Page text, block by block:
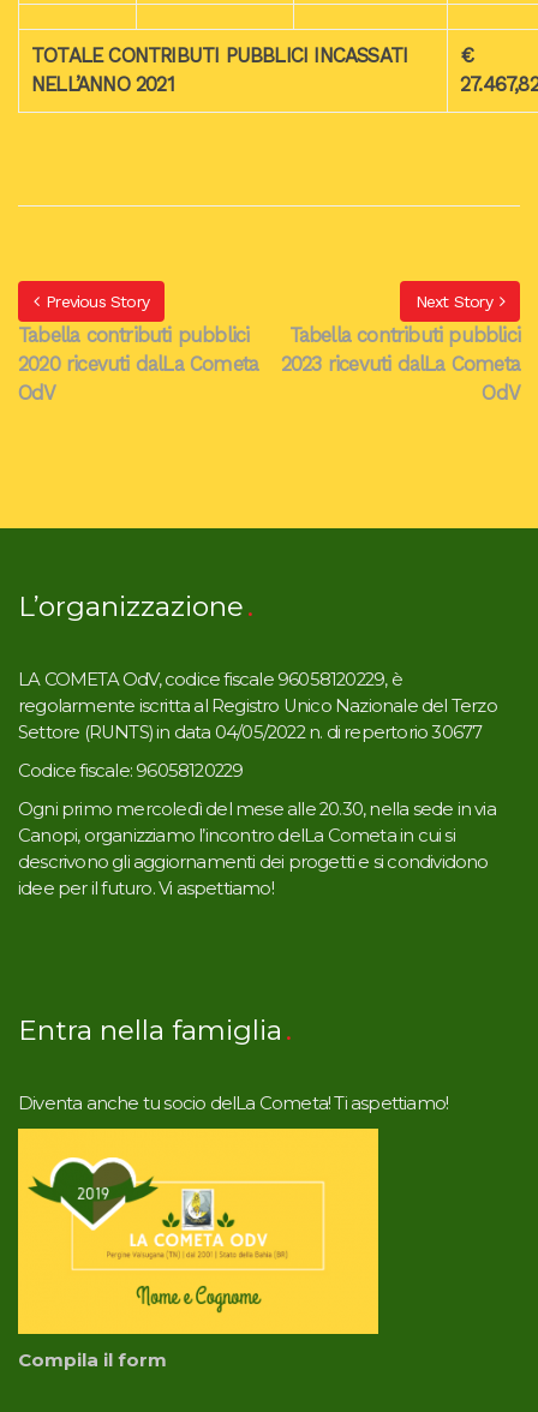
TOTALE CONTRIBUTI PUBBLICI INCASSATI
NELL’ANNO 2021
€
27.467,82
Previous Story
Tabella contributi pubblici
2020 ricevuti dalLa Cometa
OdV
Next Story
Tabella contributi pubblici
2023 ricevuti dalLa Cometa
OdV
L’organizzazione
LA COMETA OdV, codice fiscale 96058120229, è
regolarmente iscritta al Registro Unico Nazionale del Terzo
Settore (RUNTS) in data 04/05/2022 n. di repertorio 30677
Codice fiscale: 96058120229
Ogni primo mercoledì del mese alle 20.30, nella sede in via
Canopi, organizziamo l’incontro delLa Cometa in cui si
descrivono gli aggiornamenti dei progetti e si condividono
idee per il futuro. Vi aspettiamo!
Entra nella famiglia
Diventa anche tu socio delLa Cometa! Ti aspettiamo!
Compila il form